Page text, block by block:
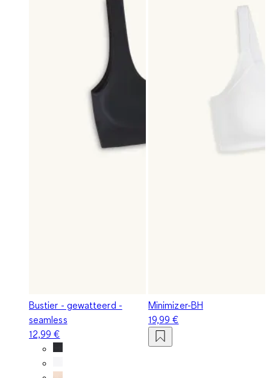
Bustier - gewatteerd -
seamless
12,99 €
Minimizer-BH
19,99 €